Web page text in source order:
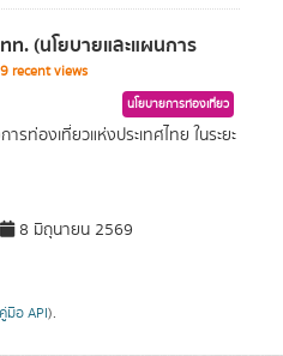
. (นโยบายและแผนการ
recent views
นโยบายการท่องเที่ยว
ท่องเที่ยวแห่งประเทศไทย ในระยะ
8 มิถุนายน 2569
คู่มือ API).